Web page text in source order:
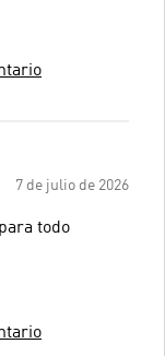
7 de julio de 2026
todo